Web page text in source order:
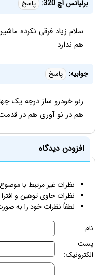
برلیانس اچ 320: پاسخ
سلام زیاد فرقی نکرده
هم ندارد
جوابیه: پاسخ
رنو خودرو ساز درجه یک
هم در نو آوری هم در
افزودن دیدگاه
نظرات غیر مرتبط با
نظرات حاوی توهین و
لطفاً نظرات خود را به
نام:
پست
الکترونیک: